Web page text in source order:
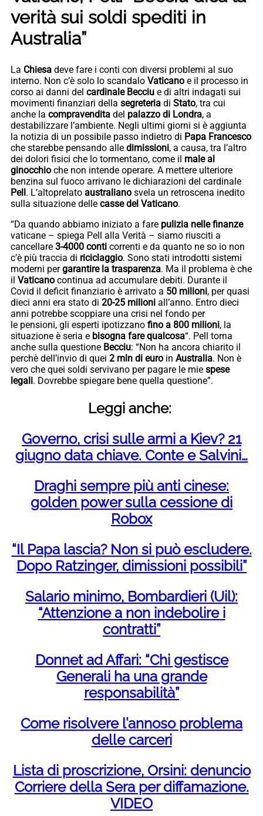
verità sui soldi spediti in
Australia”
La Chiesa deve fare i conti con diversi problemi al suo
interno. Non c’è solo lo scandalo Vaticano e il processo in
corso ai danni del cardinale Becciu e di altri indagati sui
movimenti finanziari della segreteria di Stato, tra cui
anche la compravendita del palazzo di Londra, a
destabilizzare l’ambiente. Negli ultimi giorni si è aggiunta
la notizia di un possibile passo indietro di Papa Francesco
che starebbe pensando alle dimissioni, a causa, tra l’altro
dei dolori fisici che lo tormentano, come il male al
ginocchio che non intende operare. A mettere ulteriore
benzina sul fuoco arrivano le dichiarazioni del cardinale
Pell. L’altoprelato australiano svela un retroscena inedito
sulla situazione delle casse del Vaticano.
“Da quando abbiamo iniziato a fare pulizia nelle finanze
vaticane – spiega Pell alla Verità – siamo riusciti a
cancellare 3-4000 conti correnti e da quanto ne so io non
c’è più traccia di riciclaggio. Sono stati introdotti sistemi
moderni pergarantire la trasparenza. Ma il problema è che
il Vaticano continua ad accumulare debiti. Durante il
Covid il deficit finanziario è arrivato a 50 milioni, per quasi
dieci anni era stato di 20-25 milioni all’anno. Entro dieci
anni potrebbe scoppiare una crisi nel fondo per
le pensioni, gli esperti ipotizzano fino a 800 milioni, la
situazione è seria e bisogna fare qualcosa“. Pell torna
anche sulla questione Becciu: “Non ha ancora chiarito il
perchè dell’invio di quei 2 mln di euro in Australia. Non è
vero che quei soldi servivano per pagare le mie spese
legali. Dovrebbe spiegare bene quella questione”.
Leggi anche:
Governo, crisi sulle armi a Kiev? 21
giugno data chiave. Conte e Salvini…
Draghi sempre più anti cinese:
golden power sulla cessione di
Robox
“Il Papa lascia? Non si può escludere.
Dopo Ratzinger, dimissioni possibili”
Salario minimo, Bombardieri (Uil):
“Attenzione a non indebolire i
contratti”
Donnet ad Affari: “Chi gestisce
Generali ha una grande
responsabilità”
Come risolvere l’annoso problema
delle carceri
Lista di proscrizione, Orsini: denuncio
Corriere della Sera per diffamazione.
VIDEO